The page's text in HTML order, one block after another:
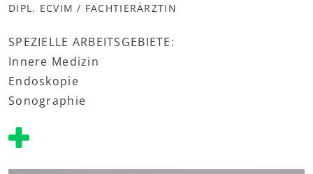
DIPL. ECVIM / FACHTIERÄRZTIN
SPEZIELLE ARBEITSGEBIETE:
Innere Medizin
Endoskopie
Sonographie